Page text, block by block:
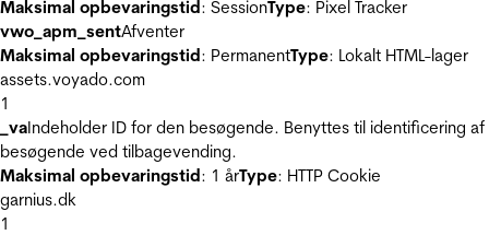
Maksimal opbevaringstid: SessionType: Pixel Tracker
vwo_apm_sentAfventer
Maksimal opbevaringstid: PermanentType: Lokalt HTML-lager
assets.voyado.com
1
_vaIndeholder ID for den besøgende. Benyttes til identificering af
besøgende ved tilbagevending.
Maksimal opbevaringstid: 1 årType: HTTP Cookie
garnius.dk
1